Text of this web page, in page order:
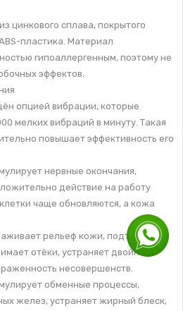
цинкового сплава, покрытого
пластика. Материал
гипоаллергенным, поэтому не
эффектов.
опцией вибрации, которые
мелких вибраций в минуту. Такая
повышает эффективность его
нервные окончания,
действие на работу
чаще обновляются, а кожа
рельеф кожи, подтягивает
отёки, устраняет двойной
несовершенств.
обменные процессы,
желез, устраняет жирный блеск,